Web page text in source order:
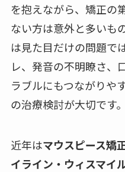
を抱えながら、矯正の
ない方は意外と多いも
は見た目だけの問題で
レ、発音の不明瞭さ、
ラブルにもつながりや
の治療検討が大切です。
近年はマウスピース矯
イライン・ウィスマイ